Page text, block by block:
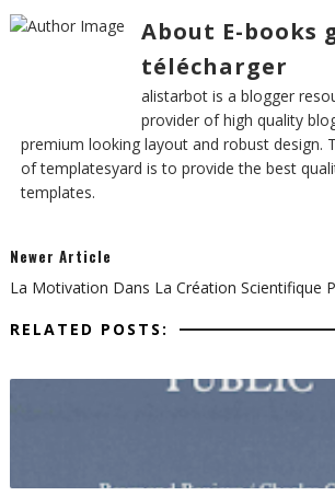
About E-books
télécharger
alistarbot is a blogger
provider of high quality
premium looking layout and robust design.
of templatesyard is to provide the best
templates.
Newer Article
La Motivation Dans La Création Scientifique
RELATED POSTS: